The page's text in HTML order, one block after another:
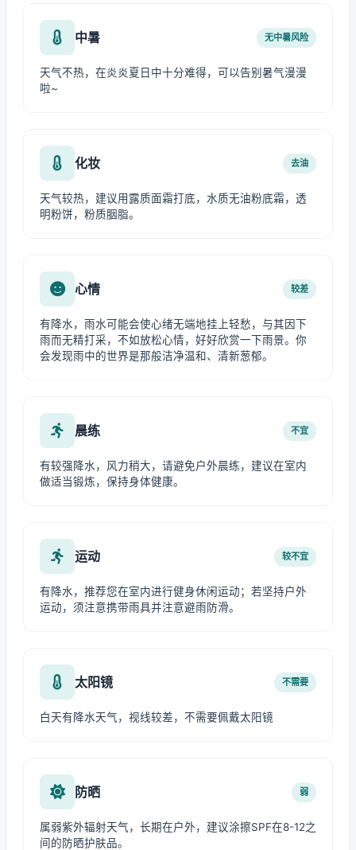
中暑 无中暑风险
天气不热，在炎炎夏日中十分难得，可以告别暑气漫漫
啦~
化妆 去油
天气较热，建议用露质面霜打底，水质无油粉底霜，透
明粉饼，粉质胭脂。
心情 较差
有降水，雨水可能会使心绪无端地挂上轻愁，与其因下
雨而无精打采，不如放松心情，好好欣赏一下雨景。你
会发现雨中的世界是那般洁净温和、清新葱郁。
晨练 不宜
有较强降水，风力稍大，请避免户外晨练，建议在室内
做适当锻炼，保持身体健康。
运动 较不宜
有降水，推荐您在室内进行健身休闲运动；若坚持户外
运动，须注意携带雨具并注意避雨防滑。
太阳镜 不需要
白天有降水天气，视线较差，不需要佩戴太阳镜
防晒 弱
属弱紫外辐射天气，长期在户外，建议涂擦SPF在8-12之
间的防晒护肤品。